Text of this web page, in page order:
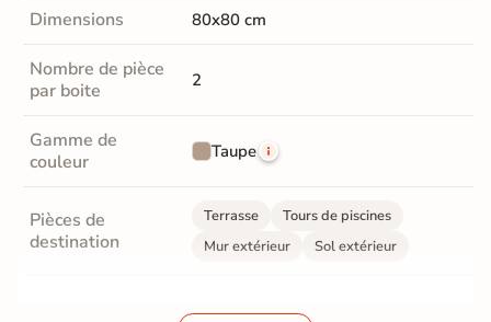
Dimensions 80x80 cm
Nombre de pièce
par boite
2
Gamme de
couleur
Taupe
Pièces de
destination
Terrasse
Tours de piscines
Mur extérieur
Sol extérieur